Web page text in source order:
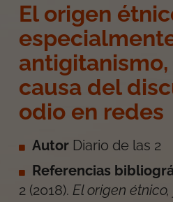
El origen
causa del
odio en redes
Autor Diario de las 2
Referencias
2 (2018). El origen